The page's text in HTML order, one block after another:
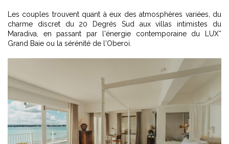
Les couples trouvent quant à eux des atmosphères variées, du
charme discret du 20 Degrés Sud aux villas intimistes du
Maradiva, en passant par l'énergie contemporaine du LUX*
Grand Baie ou la sérénité de l'Oberoi.